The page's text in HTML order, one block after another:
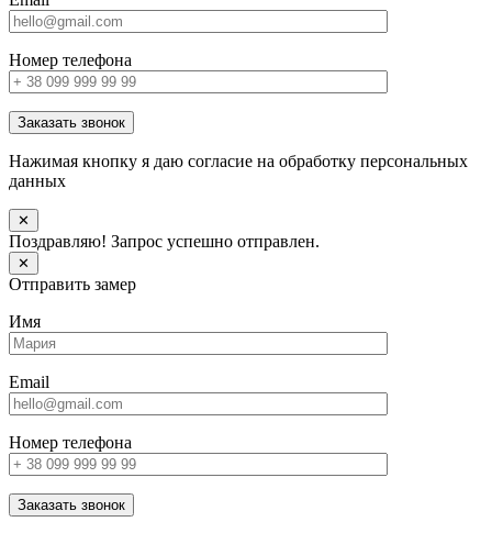
Номер телефона
Заказать звонок
Нажимая кнопку я даю согласие на обработку персональных
данных
✕
Поздравляю! Запрос успешно отправлен.
✕
Отправить замер
Имя
Email
Номер телефона
Заказать звонок